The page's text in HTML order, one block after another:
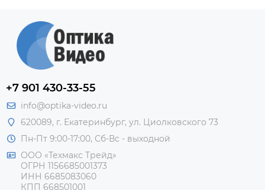
+7 901 430-33-55
info@optika-video.ru
620089, г. Екатеринбург, ул. Циолковского 73
Пн-Пт 9:00-17:00, Сб-Вс - выходной
ООО «Техмакс Трейд»
ОГРН 1156685001373
ИНН 6685083060
КПП 668501001